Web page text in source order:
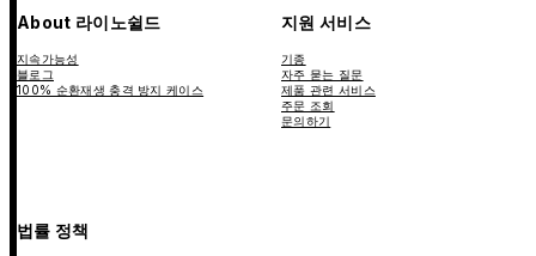
About 라이노쉴드
지속가능성
블로그
100% 순환재생 충격 방지 케이스
지원 서비스
기종
자주 묻는 질문
제품 관련 서비스
주문 조회
문의하기
법률 정책